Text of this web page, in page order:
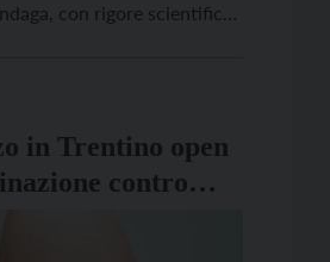
con rigore scientifico,
in Trentino open
contro